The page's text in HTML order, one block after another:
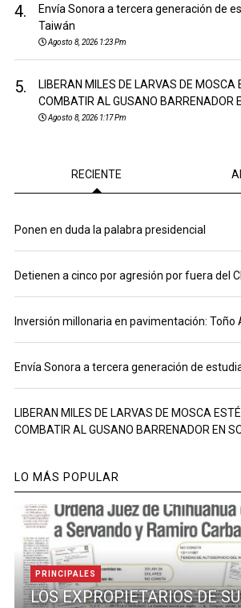
4.
Envía Sonora a tercera generación de
Taiwán
Agosto 8, 2026 1:23 Pm
5.
LIBERAN MILES DE LARVAS DE MOSCA
COMBATIR AL GUSANO BARRENADOR
Agosto 8, 2026 1:17 Pm
RECIENTE
Ponen en duda la palabra presidencial
Detienen a cinco por agresión por fuera del
Inversión millonaria en pavimentación: Toño
Envía Sonora a tercera generación de
LIBERAN MILES DE LARVAS DE MOSCA
COMBATIR AL GUSANO BARRENADOR EN
LO MÁS POPULAR
PRINCIPALES
LOS EXPROPIETARIOS DE